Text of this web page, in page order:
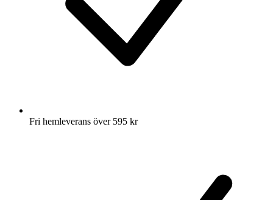
Fri hemleverans över 595 kr